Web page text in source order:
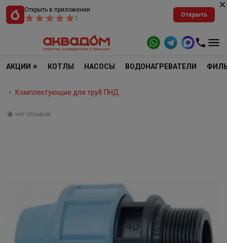
Открыть в приложении
1
Открыть
АКЦИИ ⭐ КОТЛЫ НАСОСЫ ВОДОНАГРЕВАТЕЛИ
Комплектующие для труб ПНД
нет отзывов